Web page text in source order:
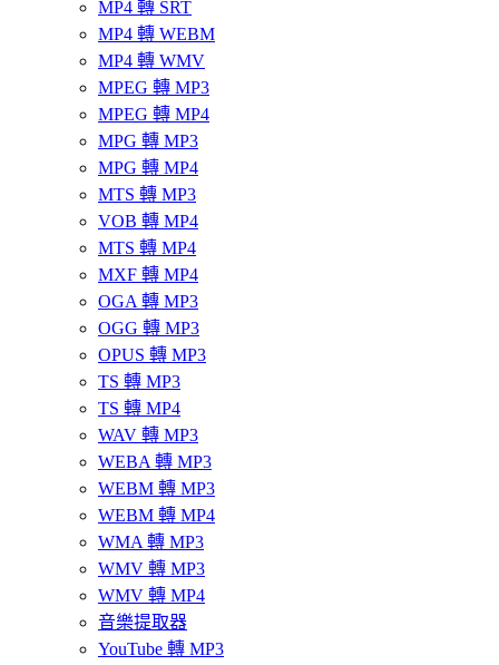
MP4 轉 SRT
MP4 轉 WEBM
MP4 轉 WMV
MPEG 轉 MP3
MPEG 轉 MP4
MPG 轉 MP3
MPG 轉 MP4
MTS 轉 MP3
VOB 轉 MP4
MTS 轉 MP4
MXF 轉 MP4
OGA 轉 MP3
OGG 轉 MP3
OPUS 轉 MP3
TS 轉 MP3
TS 轉 MP4
WAV 轉 MP3
WEBA 轉 MP3
WEBM 轉 MP3
WEBM 轉 MP4
WMA 轉 MP3
WMV 轉 MP3
WMV 轉 MP4
音樂提取器
YouTube 轉 MP3